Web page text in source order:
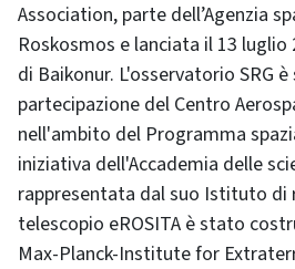
Association, parte dell’Agenzia
Roskosmos e lanciata il 13
di Baikonur. L'osservatorio SRG
partecipazione del Centro
nell'ambito del Programma
iniziativa dell'Accademia delle
rappresentata dal suo Istituto di
telescopio eROSITA è stato
Max-Planck-Institute for